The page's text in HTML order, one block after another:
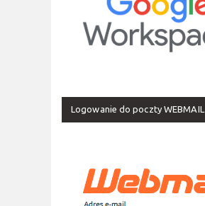
Logowanie do poczty WEBMAIL